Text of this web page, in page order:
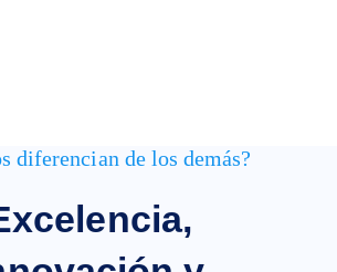
diferencian de los demás?